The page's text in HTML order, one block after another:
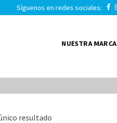
Síguenos en redes sociales:
NUESTRA MARCA
resultado